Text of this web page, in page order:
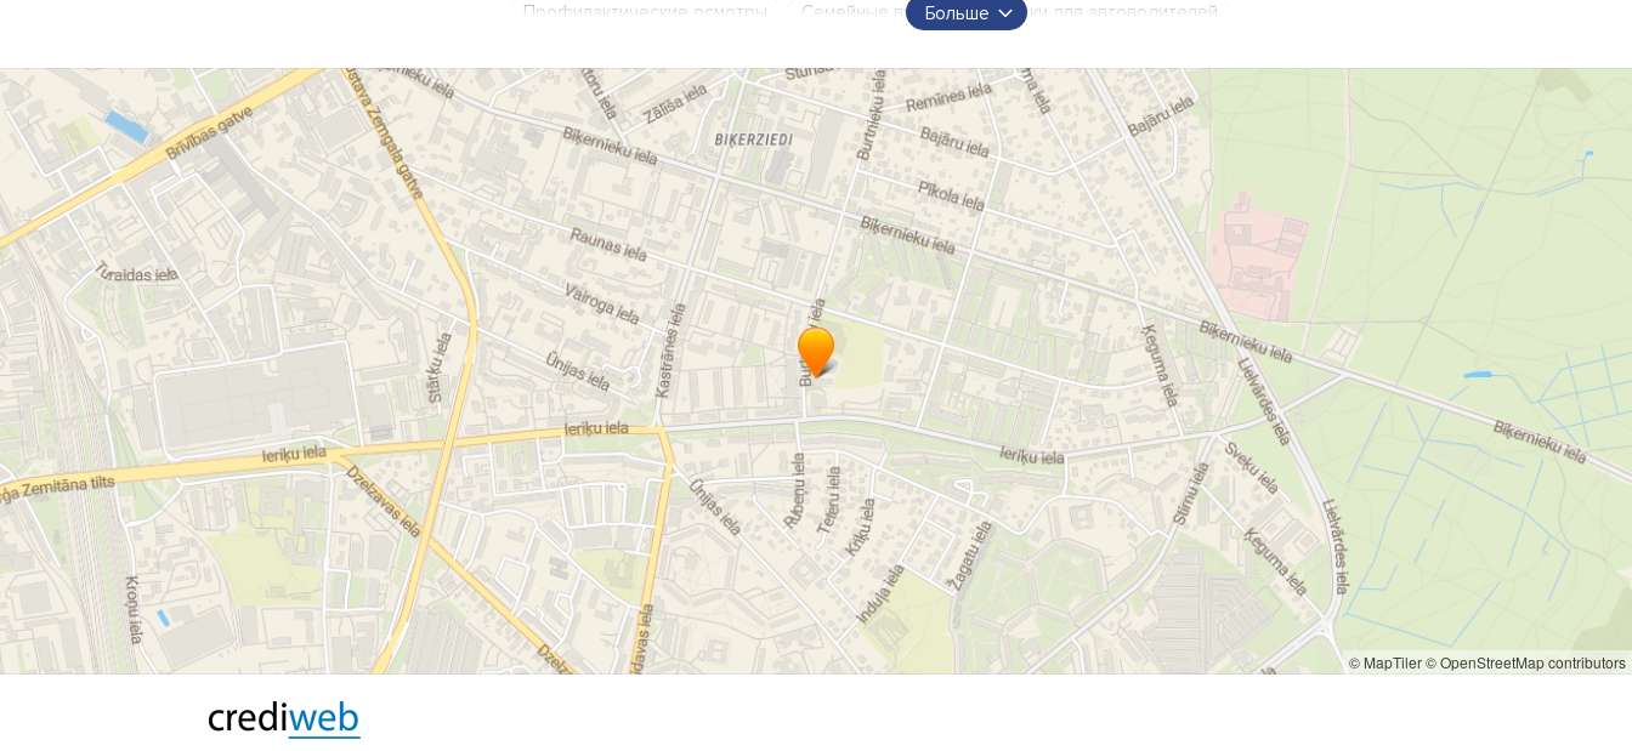
Профилактические осмотры
Семейные врачи
Справки для автоводителей
врачебная практика
время приема доктор доктор Токарева докторат
жемчужные ванны
клиника медицинская практика
медицинский центр
оздоровительный центр
поликлиника разрешения на ношение оружия
семейный врач
семейный доктор
узи ультрасонография центр здоровья шофёрская комиссия
Больше
© MapTiler© OpenStreetMap contributors